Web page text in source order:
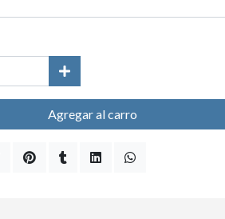
Agregar al carro